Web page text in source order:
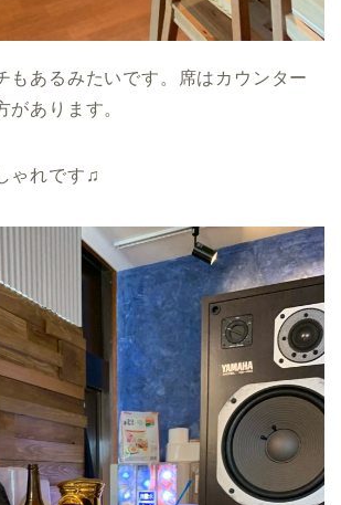
もあるみたいです。席はカウンター
があります。
ゃれです♫